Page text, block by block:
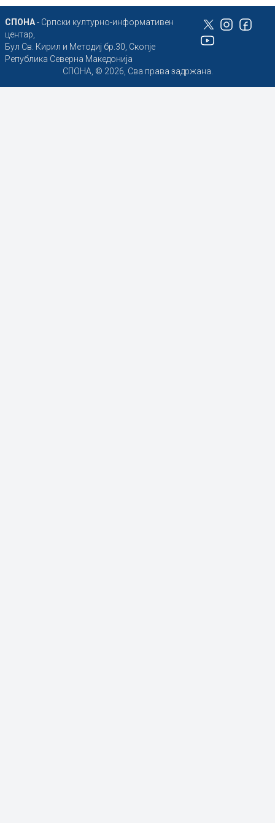
СПОНА- Српски културно-информативен
центар,
Бул Св. Кирил и Методиј бр.30, Скопје
Република Северна Македонија
СПОНА, © 2026, Сва права задржана.